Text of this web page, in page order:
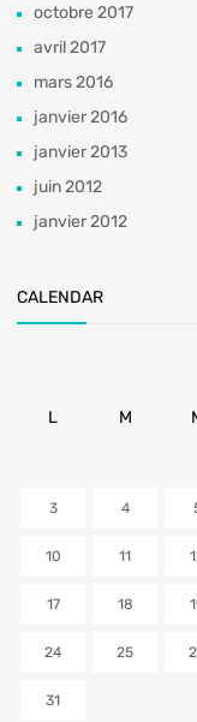
octobre 2017
avril 2017
mars 2016
janvier 2016
janvier 2013
juin 2012
janvier 2012
CALENDAR
L
M
3 4
10 11
17 18
24 25
31